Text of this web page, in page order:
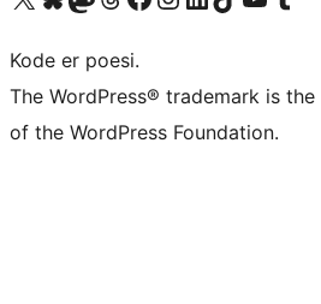
Kode er poesi.
The WordPress® trademark is
of the WordPress Foundation.